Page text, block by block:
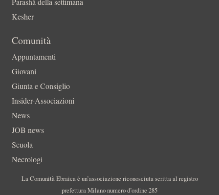
Kesher
Comunità
Appuntamenti
Giovani
Giunta e Consiglio
Insider-Associazioni
News
JOB news
Scuola
Necrologi
La Comunità Ebraica è un’associazione riconosciuta scritta al registro
prefettura Milano numero d’ordine 285